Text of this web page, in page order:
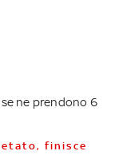
ne prendono 6